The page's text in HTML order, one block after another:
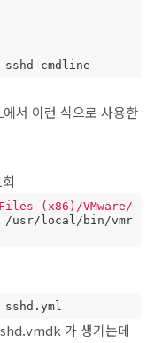
cmdline
서 이런 식으로 사용한
(x86)/VMware/
/usr/local/bin/vmr
가 생기는데